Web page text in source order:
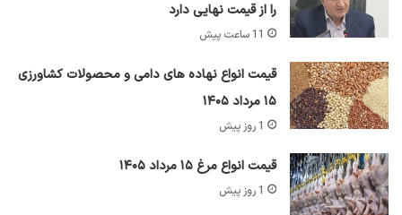
را از قیمت نهایی دارد
11 ساعت پیش
قیمت انواع نهاده های دامی و محصولات کشاورزی
۱۵ مرداد ۱۴۰۵
1 روز پیش
قیمت انواع مرغ ۱۵ مرداد ۱۴۰۵
1 روز پیش